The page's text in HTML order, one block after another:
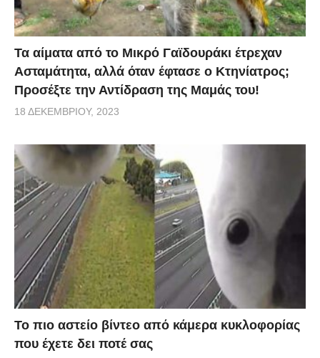
Τα αίματα από το Μικρό Γαϊδουράκι έτρεχαν
Ασταμάτητα, αλλά όταν έφτασε ο Κτηνίατρος;
Προσέξτε την Αντίδραση της Μαμάς του!
18 ΔΕΚΕΜΒΡΊΟΥ, 2023
Το πιο αστείο βίντεο από κάμερα κυκλοφορίας
που έχετε δει ποτέ σας